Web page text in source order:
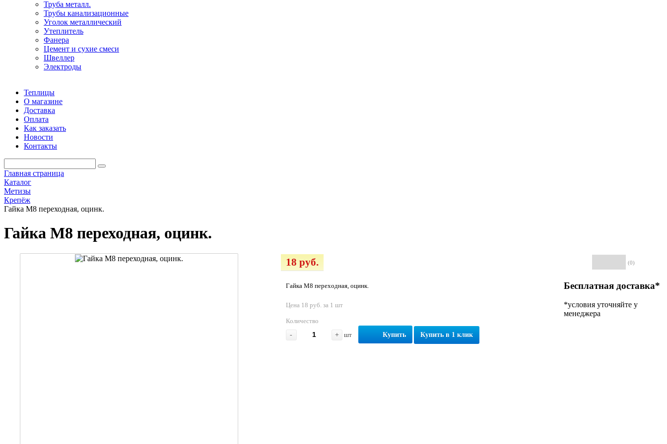
Труба металл.
Трубы канализационные
Уголок металлический
Утеплитель
Фанера
Цемент и сухие смеси
Швеллер
Электроды
Теплицы
О магазине
Доставка
Оплата
Как заказать
Новости
Контакты
Главная страница
Каталог
Метизы
Крепёж
Гайка М8 переходная, оцинк.
Гайка М8 переходная, оцинк.
(0)
Бесплатная доставка*
*условия уточняйте у
менеджера
18 руб.
Гайка М8 переходная, оцинк.
Цена 18 руб. за 1 шт
Количество
-
+ шт Купить Купить в 1 клик